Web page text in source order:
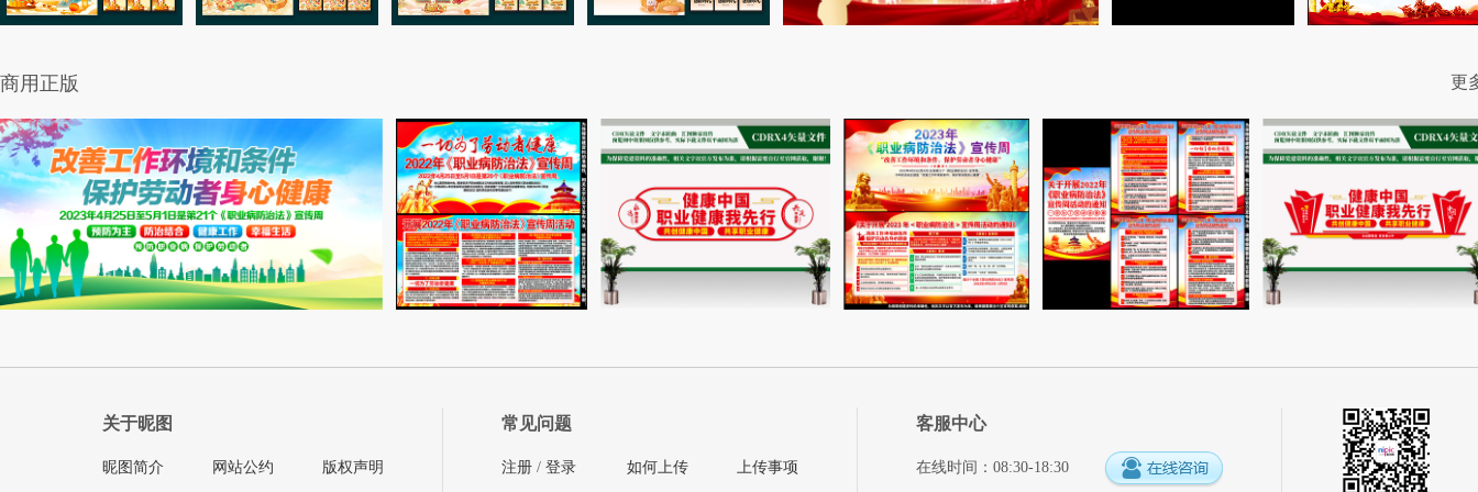
商用正版 更
关于昵图
昵图简介 网站公约 版权声明
常见问题
注册 / 登录 如何上传 上传事项
客服中心
在线时间：08:30-18:30